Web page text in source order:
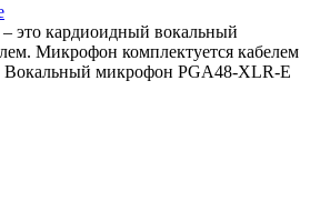
это кардиоидный вокальный
Микрофон комплектуется кабелем
Вокальный микрофон PGA48-XLR-E